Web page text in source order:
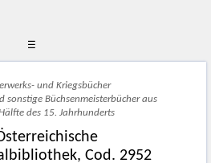
☰
und Kriegsbücher
sonstige Büchsenmeisterbücher aus
des 15. Jahrhunderts
Cod. 2952